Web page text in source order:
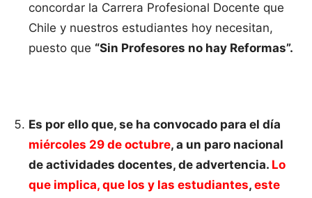
concordar la Carrera Profesional Docente que
Chile y nuestros estudiantes hoy necesitan,
puesto que “Sin Profesores no hay Reformas”.
Es por ello que, se ha convocado para el día
miércoles 29 de octubre, a un paro nacional
de actividades docentes, de advertencia. Lo
que implica, que los y las estudiantes, este